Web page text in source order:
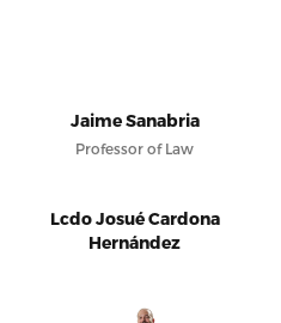
Jaime Sanabria
Professor of Law
Lcdo Josué Cardona
Hernández